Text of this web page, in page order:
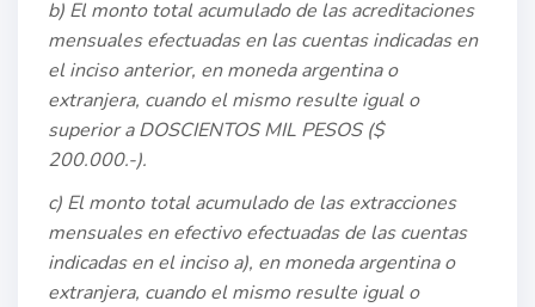
b) El monto total acumulado de las acreditaciones
mensuales efectuadas en las cuentas indicadas en
el inciso anterior, en moneda argentina o
extranjera, cuando el mismo resulte igual o
superior a DOSCIENTOS MIL PESOS ($
200.000.-).
c) El monto total acumulado de las extracciones
mensuales en efectivo efectuadas de las cuentas
indicadas en el inciso a), en moneda argentina o
extranjera, cuando el mismo resulte igual o